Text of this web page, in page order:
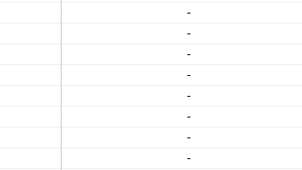
-
-
-
-
-
-
-
-